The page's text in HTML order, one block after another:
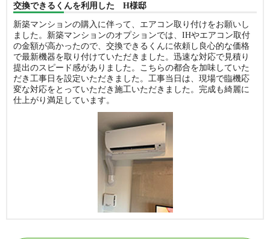
交換できるくんを利用した H様邸
新築マンションの購入に伴って、エアコン取り付けをお願いし
ました。新築マンションのオプションでは、IHやエアコン取付
の金額が高かったので、交換できるくんに依頼し良心的な価格
で最新機器を取り付けていただきました。迅速な対応で見積り
提出のスピード感がありました。こちらの都合を加味していた
だき工事日を設定いただきました。工事当日は、現場で臨機応
変な対応をとっていただき施工いただきました。完成も綺麗に
仕上がり満足しています。